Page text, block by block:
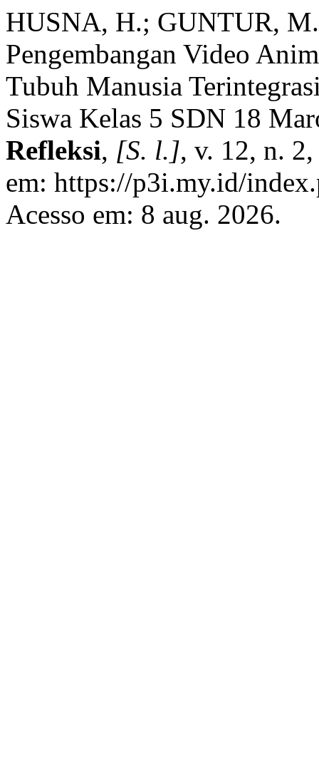
HUSNA, H.; GUNTUR,
Pengembangan Video
Tubuh Manusia
Siswa Kelas 5 SDN 18
Refleksi, [S. l.], v. 12, n.
em: https://p3i.my.id/
Acesso em: 8 aug. 2026.